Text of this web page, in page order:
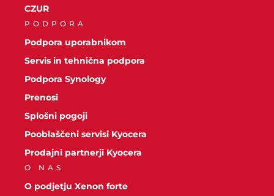
CZUR
PODPORA
Podpora uporabnikom
Servis in tehnična podpora
Podpora Synology
Prenosi
Splošni pogoji
Pooblaščeni servisi Kyocera
Prodajni partnerji Kyocera
O NAS
O podjetju Xenon forte